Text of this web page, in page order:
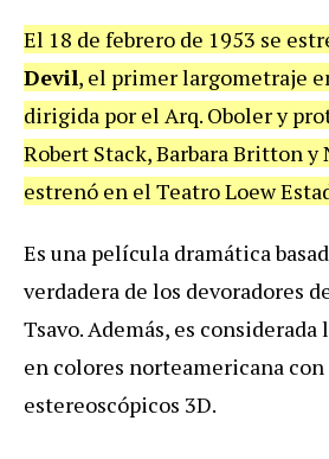
El 18 de febrero de 1953 se
Devil, el primer largometraje
dirigida por el Arq. Oboler y
Robert Stack, Barbara Britton y
estrenó en el Teatro Loew
Es una película dramática
verdadera de los devoradores
Tsavo. Además, es
en colores norteamericana
estereoscópicos 3D.